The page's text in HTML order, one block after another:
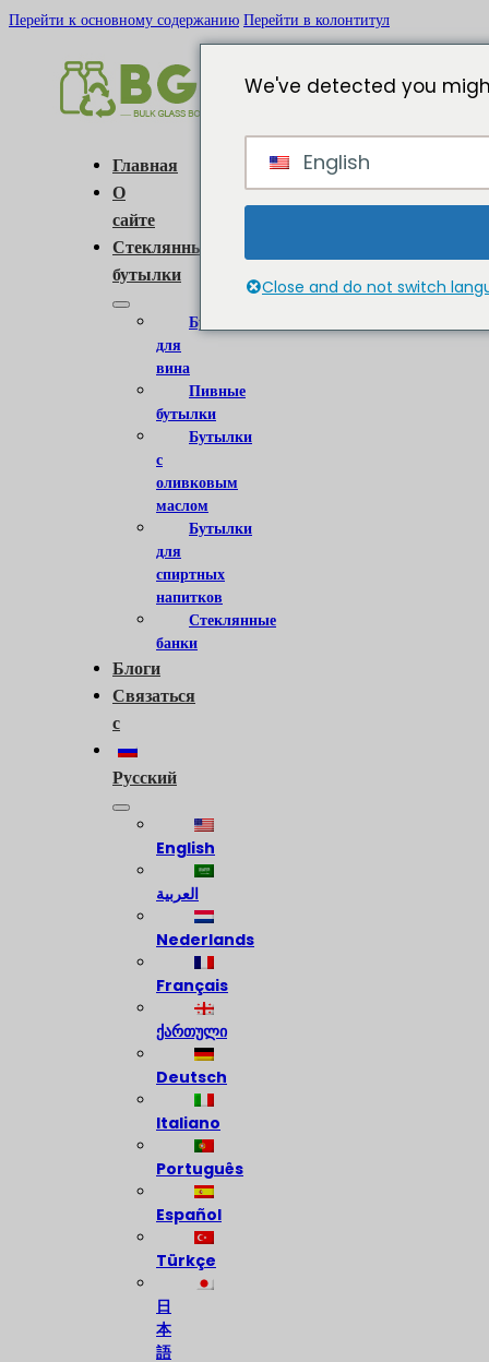
Перейти к основному содержанию Перейти в колонтитул
Главная
О
сайте
Стеклянные
бутылки
Бутылки
для
вина
Пивные
бутылки
Бутылки
с
оливковым
маслом
Бутылки
для
спиртных
напитков
Стеклянные
банки
Блоги
Связаться
с
Русский
English
العربية
Nederlands
Français
ქართული
Deutsch
Italiano
Português
Español
Türkçe
日
本
語
We've detected you
English
Close and do not switch